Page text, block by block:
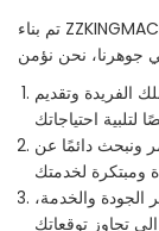
تم بناء ZZKINGMACHINERY على مجموعة من القيم الأساسية التي توجه
الفريدة وتقديم
ونبحث دائمًا عن
والخدمة،